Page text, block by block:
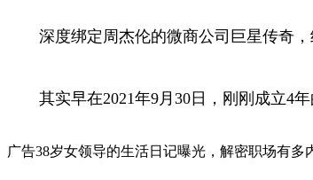
深度绑定周杰伦的微商公司巨星传奇，
其实早在2021年9月30日，刚刚成立4年
广告38岁女领导的生活日记曝光，解密职场有多